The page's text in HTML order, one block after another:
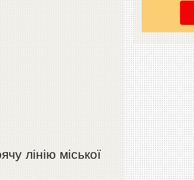
лінію міської